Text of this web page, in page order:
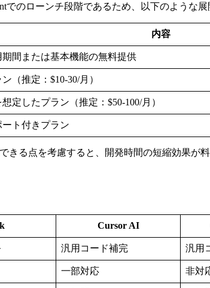
のローンチ段階であるため、以下のような展
内容
間または基本機能の無料提供
（推定：$10-30/月）
定したプラン（推定：$50-100/月）
ト付きプラン
きる点を考慮すると、開発時間の短縮効果が
Cursor AI
汎用コード補完 汎用
一部対応 非対